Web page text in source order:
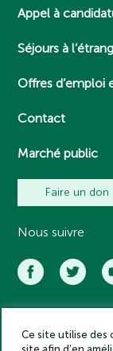
Appel à
Séjours à
Offres d’emploi
Contact
Marché public
Faire un don
Nous suivre
Académie des
Ce site utilise